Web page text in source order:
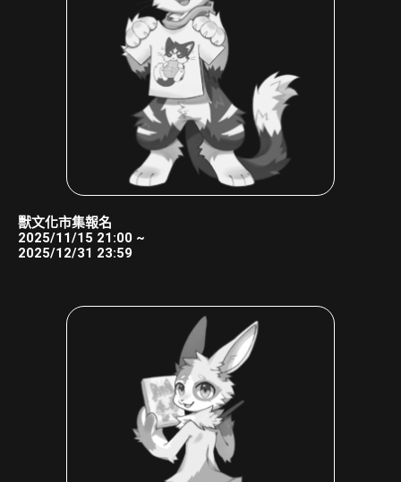
獸文化市集報名
2025/11/15 21:00 ~
2025/12/31 23:59